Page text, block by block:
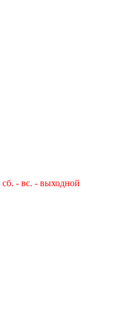
сб. - вс. - выходной